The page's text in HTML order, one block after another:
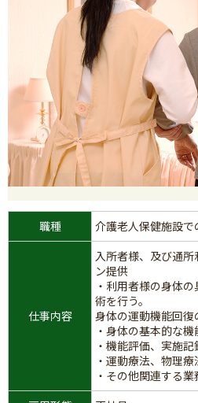
職種 介護老人保健施設で
仕事内容
入所者様、及び通
ン提供
・利用者様の身体
術を行う。
身体の運動機能回
・身体の基本的な
・機能評価、実施
・運動療法、物理
・その他関連する業